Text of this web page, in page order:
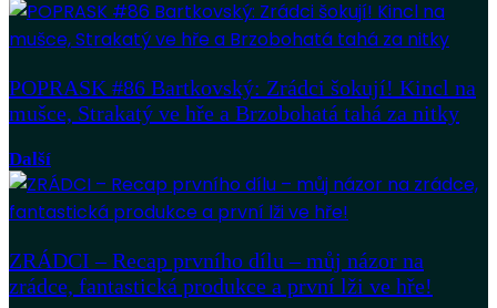
POPRASK #86 Bartkovský: Zrádci šokují! Kincl na
mušce, Strakatý ve hře a Brzobohatá tahá za nitky
Další
ZRÁDCI – Recap prvního dílu – můj názor na
zrádce, fantastická produkce a první lži ve hře!